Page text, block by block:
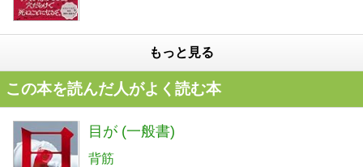
もっと見る
この本を読んだ人がよく読む本
目が (一般書)
背筋